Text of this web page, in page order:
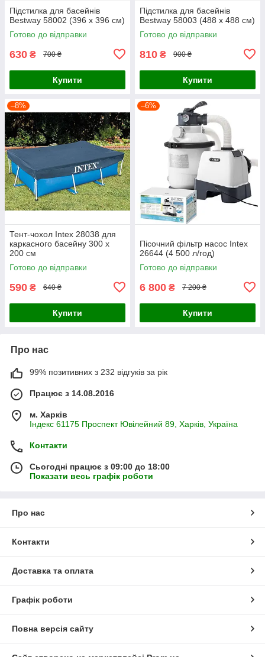
Підстилка для басейнів
Bestway 58002 (396 х 396 см)
Готово до відправки
630 ₴ 700 ₴
Купити
Підстилка для басейнів
Bestway 58003 (488 х 488 см)
Готово до відправки
810 ₴ 900 ₴
Купити
–8%
Тент-чохол Intex 28038 для
каркасного басейну 300 х
200 см
Готово до відправки
590 ₴ 640 ₴
Купити
–6%
Пісочний фільтр насос Intex
26644 (4 500 л/год)
Готово до відправки
6 800 ₴ 7 200 ₴
Купити
Про нас
99% позитивних з 232 відгуків за рік
Працює з 14.08.2016
м. Харків
Індекс 61175 Проспект Ювілейний 89, Харків, Україна
Контакти
Сьогодні працює з 09:00 до 18:00
Показати весь графік роботи
Про нас
Контакти
Доставка та оплата
Графік роботи
Повна версія сайту